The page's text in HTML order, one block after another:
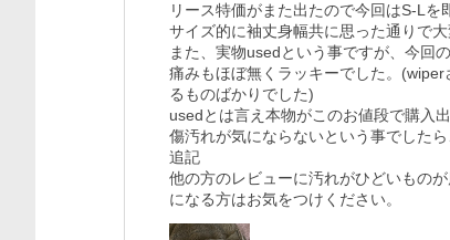
リース特価がまた出たので今回はS-Lを
サイズ的に袖丈身幅共に思った通りで
また、実物usedという事ですが、今回
痛みもほぼ無くラッキーでした。
るものばかりでした)
usedとは言え本物がこのお値段で購入
傷汚れが気にならないという事でしたら
追記
他の方のレビューに汚れがひどいもの
になる方はお気をつけください。